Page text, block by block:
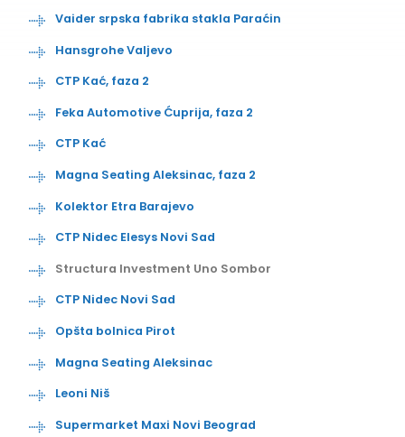
Vaider srpska fabrika stakla Paraćin
Hansgrohe Valjevo
CTP Kać, faza 2
Feka Automotive Ćuprija, faza 2
CTP Kać
Magna Seating Aleksinac, faza 2
Kolektor Etra Barajevo
CTP Nidec Elesys Novi Sad
Structura Investment Uno Sombor
CTP Nidec Novi Sad
Opšta bolnica Pirot
Magna Seating Aleksinac
Leoni Niš
Supermarket Maxi Novi Beograd